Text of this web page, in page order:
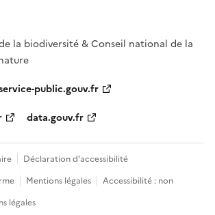
la biodiversité & Conseil national de la
public.gouv.fr
data.gouv.fr
Déclaration d’accessibilité
Mentions légales
Accessibilité : non
légales